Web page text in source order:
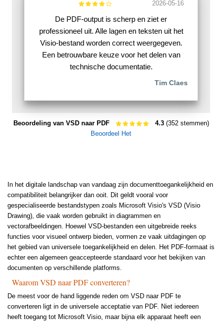
2026-05-16
De PDF-output is scherp en ziet er
professioneel uit. Alle lagen en teksten uit het
Visio-bestand worden correct weergegeven.
Een betrouwbare keuze voor het delen van
technische documentatie.
Tim Claes
Beoordeling van VSD naar PDF 4.3(352 stemmen)
Beoordeel Het
In het digitale landschap van vandaag zijn documenttoegankelijkheid en
compatibiliteit belangrijker dan ooit. Dit geldt vooral voor
gespecialiseerde bestandstypen zoals Microsoft Visio's VSD (Visio
Drawing), die vaak worden gebruikt in diagrammen en
vectorafbeeldingen. Hoewel VSD-bestanden een uitgebreide reeks
functies voor visueel ontwerp bieden, vormen ze vaak uitdagingen op
het gebied van universele toegankelijkheid en delen. Het PDF-formaat is
echter een algemeen geaccepteerde standaard voor het bekijken van
documenten op verschillende platforms.
Waarom VSD naar PDF converteren?
De meest voor de hand liggende reden om VSD naar PDF te
converteren ligt in de universele acceptatie van PDF. Niet iedereen
heeft toegang tot Microsoft Visio, maar bijna elk apparaat heeft een